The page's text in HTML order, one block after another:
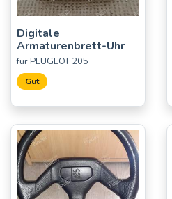
Digitale
Armaturenbrett-Uhr
für PEUGEOT 205
Gut